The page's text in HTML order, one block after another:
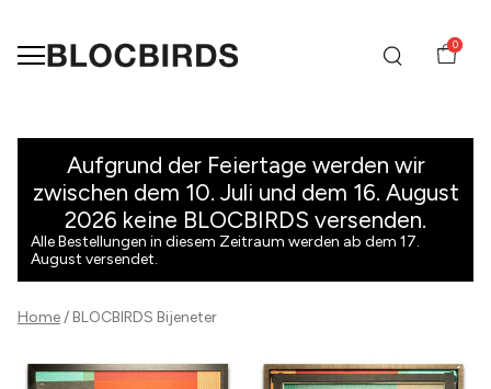
0
Bijeneter
BLOCBIRDS
Aufgrund der Feiertage werden wir
zwischen dem 10. Juli und dem 16. August
2026 keine BLOCBIRDS versenden.
Alle Bestellungen in diesem Zeitraum werden ab dem 17.
August versendet.
Home BLOCBIRDS Bijeneter